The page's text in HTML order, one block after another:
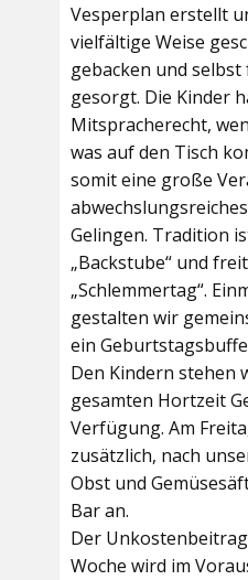
Vesperplan erstellt
vielfältige Weise
gebacken und
gesorgt. Die Kinder
Mitspracherecht,
was auf den Tisch
somit eine große
Gelingen. Tradition
„Backstube“ und
„Schlemmertag“.
gestalten wir
ein
Den Kindern stehen
gesamten Hortzeit
Verfügung. Am
zusätzlich, nach
Obst und
Bar an.
Der
Woche wird im